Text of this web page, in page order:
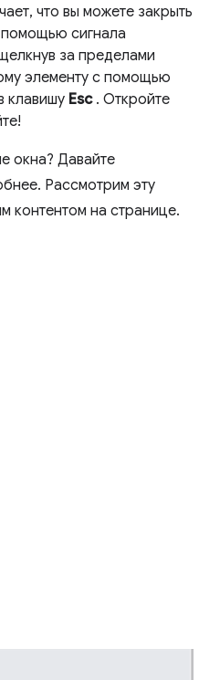
что вы можете закрыть
сигнала
за пределами
элементу с помощью
клавишу Esc. Откройте
окна? Давайте
Рассмотрим эту
контентом на странице.